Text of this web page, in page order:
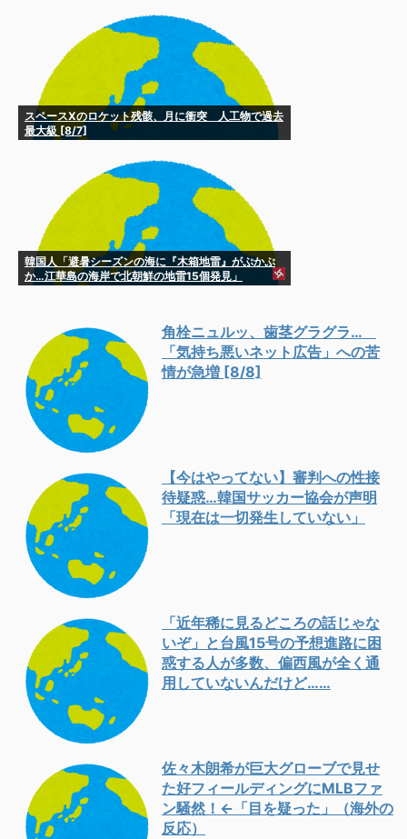
スペースXのロケット残骸、月に衝突 人工物で過去
最大級 [8/7]
韓国人「避暑シーズンの海に『木箱地雷』がぷかぷ
か…江華島の海岸で北朝鮮の地雷15個発見」
角栓ニュルッ、歯茎グラグラ…
「気持ち悪いネット広告」への苦
情が急増 [8/8]
【今はやってない】審判への性接
待疑惑…韓国サッカー協会が声明
「現在は一切発生していない」
「近年稀に見るどころの話じゃな
いぞ」と台風15号の予想進路に困
惑する人が多数、偏西風が全く通
用していないんだけど……
佐々木朗希が巨大グローブで見せ
た好フィールディングにMLBファ
ン騒然！←「目を疑った」（海外の
反応）